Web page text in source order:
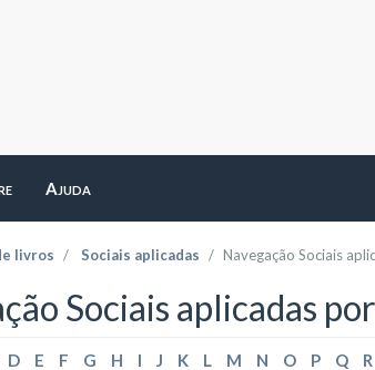
Ajuda
livros Sociais aplicadas Navegação Sociais
Sociais aplicadas
D E F G H I J K L M N O P Q R